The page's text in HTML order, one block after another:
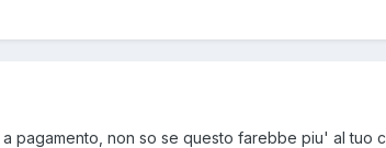
pagamento, non so se questo farebbe piu' al tuo